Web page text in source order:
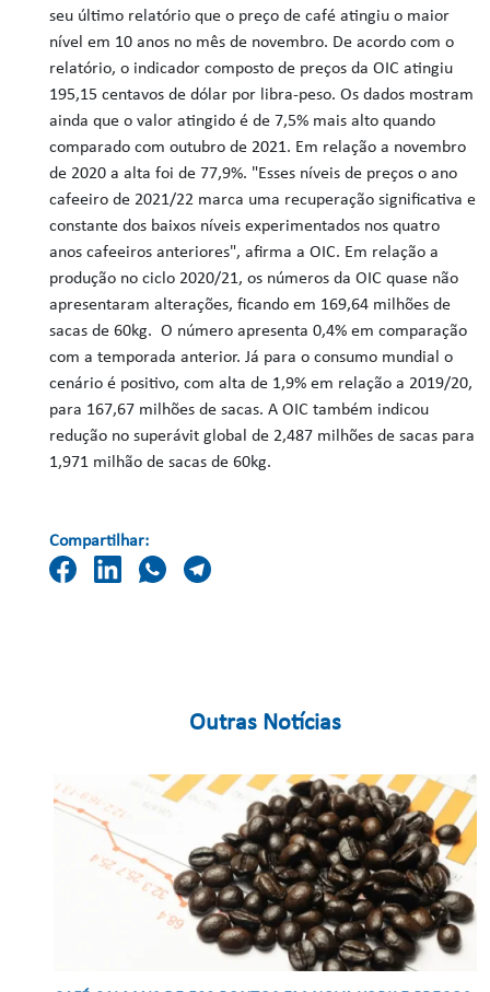
seu último relatório que o preço de café atingiu o maior
nível em 10 anos no mês de novembro. De acordo com o
relatório, o indicador composto de preços da OIC atingiu
195,15 centavos de dólar por libra-peso. Os dados mostram
ainda que o valor atingido é de 7,5% mais alto quando
comparado com outubro de 2021. Em relação a novembro
de 2020 a alta foi de 77,9%. "Esses níveis de preços o ano
cafeeiro de 2021/22 marca uma recuperação significativa e
constante dos baixos níveis experimentados nos quatro
anos cafeeiros anteriores", afirma a OIC. Em relação a
produção no ciclo 2020/21, os números da OIC quase não
apresentaram alterações, ficando em 169,64 milhões de
sacas de 60kg. O número apresenta 0,4% em comparação
com a temporada anterior. Já para o consumo mundial o
cenário é positivo, com alta de 1,9% em relação a 2019/20,
para 167,67 milhões de sacas. A OIC também indicou
redução no superávit global de 2,487 milhões de sacas para
1,971 milhão de sacas de 60kg.
Compartilhar:
Outras Notícias